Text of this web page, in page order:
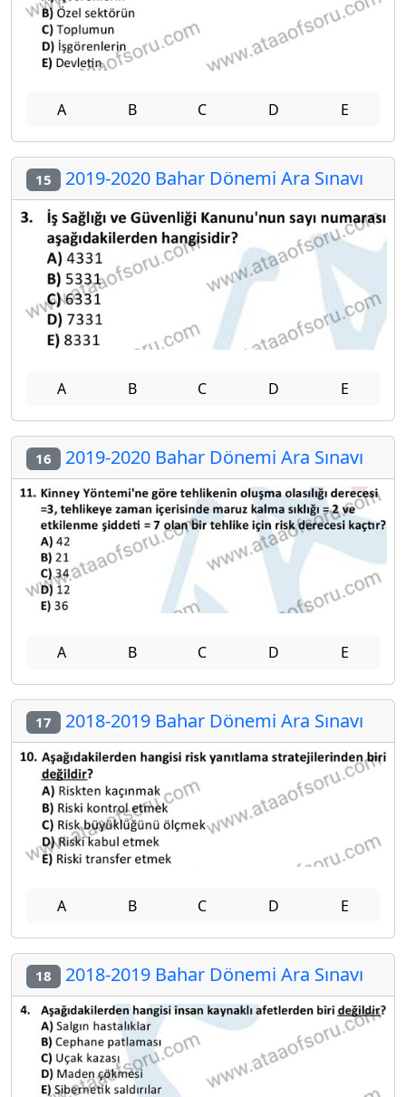
A B C D E
15 2019-2020 Bahar Dönemi Ara Sınavı
A B C D E
16 2019-2020 Bahar Dönemi Ara Sınavı
A B C D E
17 2018-2019 Bahar Dönemi Ara Sınavı
A B C D E
18 2018-2019 Bahar Dönemi Ara Sınavı